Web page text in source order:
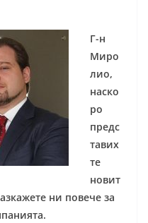
Г-н
Миро
лио,
наско
ро
предс
тавих
те
новит
ни повече за